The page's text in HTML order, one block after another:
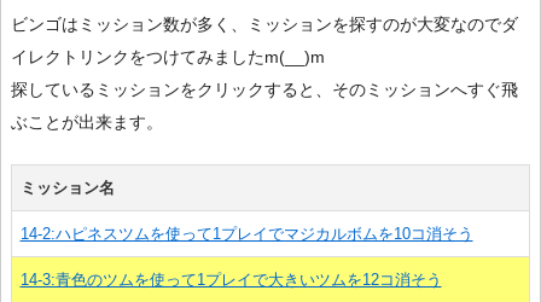
ビンゴはミッション数が多く、ミッションを探すのが大変なのでダ
イレクトリンクをつけてみましたm(__)m
探しているミッションをクリックすると、そのミッションへすぐ飛
ぶことが出来ます。
ミッション名
14-2:ハピネスツムを使って1プレイでマジカルボムを10コ消そう
14-3:青色のツムを使って1プレイで大きいツムを12コ消そう